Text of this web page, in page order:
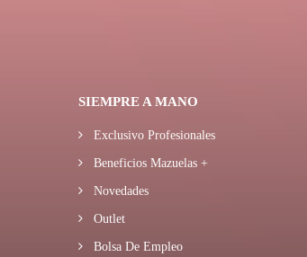
SIEMPRE A MANO
Exclusivo Profesionales
Beneficios Mazuelas +
Novedades
Outlet
Bolsa De Empleo